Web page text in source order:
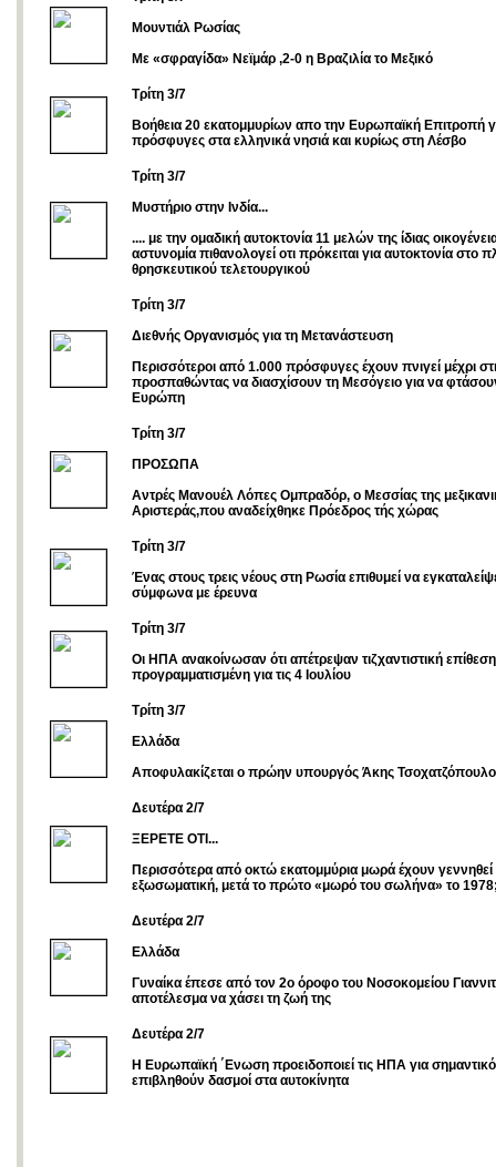
Μουντιάλ Ρωσίας
Με «σφραγίδα» Νεϊμάρ ,2-0 η Βραζιλία το Μεξικό
Τρίτη 3/7
Boήθεια 20 εκατομμυρίων απο την Eυρωπαϊκή Επιτροπή
πρόσφυγες στα ελληνικά νησιά και κυρίως στη Λέσβο
Tρίτη 3/7
Μυστήριο στην Ινδία...
.... με την ομαδική αυτοκτονία 11 μελών της ίδιας
αστυνομία πιθανολογεί οτι πρόκειται για αυτοκτονία στo
θρησκευτικού τελετουργικού
Τρίτη 3/7
Διεθνής Οργανισμός για τη Μετανάστευση
Περισσότεροι από 1.000 πρόσφυγες έχουν πνιγεί μέχρι
προσπαθώντας να διασχίσουν τη Μεσόγειο για να
Ευρώπη
Τρίτη 3/7
ΠΡΟΣΩΠΑ
Αντρές Μανουέλ Λόπες Ομπραδόρ, ο Μεσσίας της
Αριστεράς,που αναδείχθηκε Πρόεδρος τής χώρας
Τρίτη 3/7
Ένας στους τρεις νέους στη Ρωσία επιθυμεί να
σύμφωνα με έρευνα
Τρίτη 3/7
Οι ΗΠΑ ανακοίνωσαν ότι απέτρεψαν τιζχαντιστική
προγραμματισμένη για τις 4 Ιουλίου
Tρίτη 3/7
Ελλάδα
Αποφυλακίζεται ο πρώην υπουργός Άκης
Δευτέρα 2/7
ΞΕΡΕΤΕ ΟΤΙ...
Περισσότερα από οκτώ εκατομμύρια μωρά έχουν γεννηθεί
εξωσωματική, μετά το πρώτο «μωρό του σωλήνα» το
Δευτέρα 2/7
Ελλάδα
Γυναίκα έπεσε από τον 2ο όροφο του Νοσοκομείου
αποτέλεσμα να χάσει τη ζωή της
Δευτέρα 2/7
Η Ευρωπαϊκή ΄Ενωση προειδοποιεί τις ΗΠΑ για
επιβληθούν δασμοί στα αυτοκίνητα